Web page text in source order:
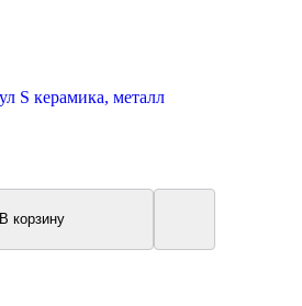
S керамика, металл
В корзину